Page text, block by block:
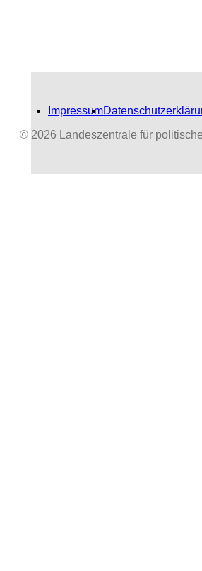
Impressum
© 2026 Landeszentrale für